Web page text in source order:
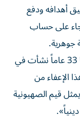
أهدافه ودفع
على حساب
جوهرية.
وقالت شفوت رعنان، وهي محامية عمرها 33 عاماً نشأت في
الإعفاء ‌من
قيم الصهيونية